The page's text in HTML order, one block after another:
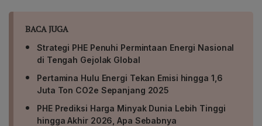
BACA JUGA
Strategi PHE Penuhi Permintaan Energi Nasional
di Tengah Gejolak Global
Pertamina Hulu Energi Tekan Emisi hingga 1,6
Juta Ton CO2e Sepanjang 2025
PHE Prediksi Harga Minyak Dunia Lebih Tinggi
hingga Akhir 2026, Apa Sebabnya